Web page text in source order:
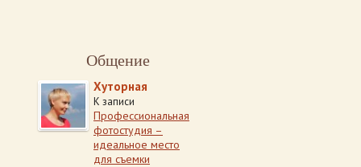
Общение
Хуторная
К записи
Профессиональная
фотостудия –
идеальное место
для съемки